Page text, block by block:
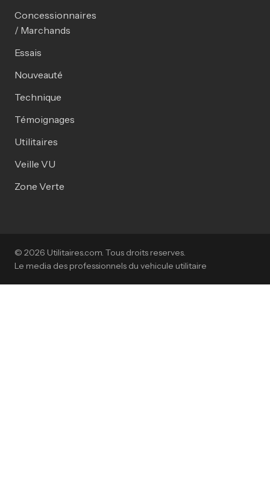
Concessionnaires
/ Marchands
Essais
Nouveauté
Technique
Témoignages
Utilitaires
Veille VU
Zone Verte
© 2026 Utilitaires.com. Tous droits reserves.
Le media des professionnels du vehicule utilitaire